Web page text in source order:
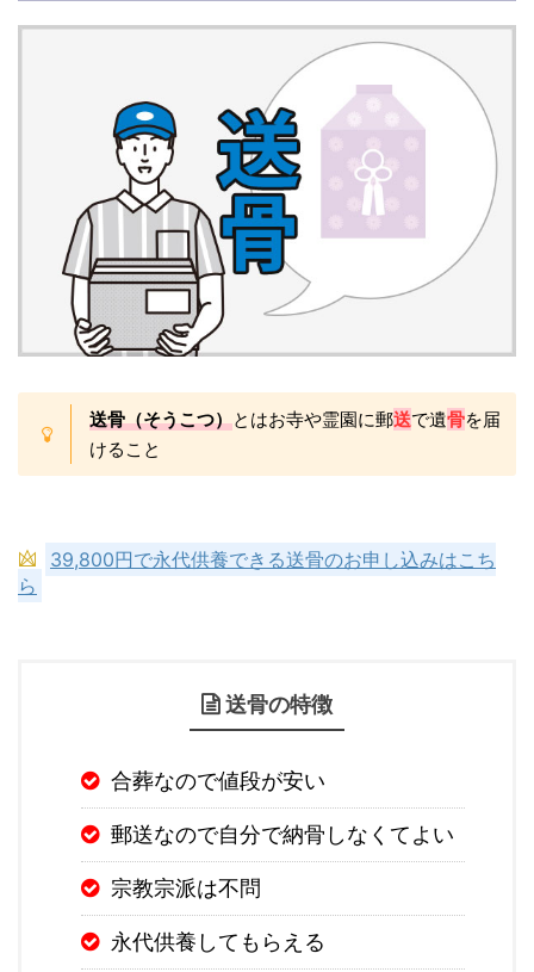
送骨（そうこつ）とはお寺や霊園に郵送で遺骨を届
けること
39,800円で永代供養できる送骨のお申し込みはこち
ら
送骨の特徴
合葬なので値段が安い
郵送なので自分で納骨しなくてよい
宗教宗派は不問
永代供養してもらえる